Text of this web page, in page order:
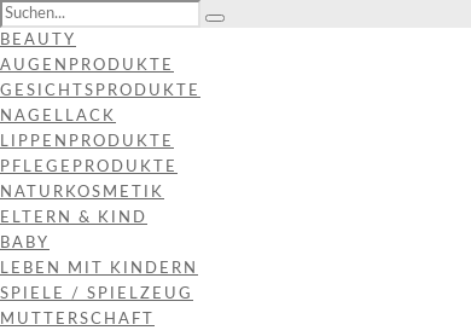
BEAUTY
AUGENPRODUKTE
GESICHTSPRODUKTE
NAGELLACK
LIPPENPRODUKTE
PFLEGEPRODUKTE
NATURKOSMETIK
ELTERN & KIND
BABY
LEBEN MIT KINDERN
SPIELE / SPIELZEUG
MUTTERSCHAFT